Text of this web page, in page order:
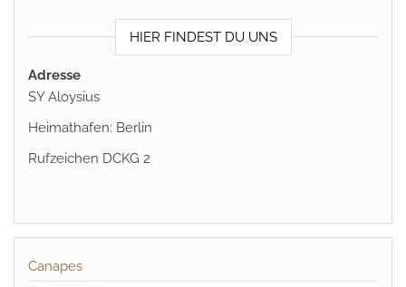
HIER FINDEST DU UNS
Adresse
SY Aloysius
Heimathafen: Berlin
Rufzeichen DCKG 2
Canapes